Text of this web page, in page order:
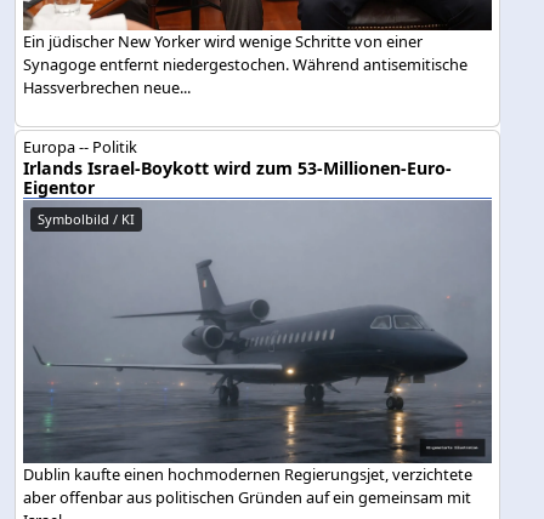
Ein jüdischer New Yorker wird wenige Schritte von einer
Synagoge entfernt niedergestochen. Während antisemitische
Hassverbrechen neue...
Europa -- Politik
Irlands Israel-Boykott wird zum 53-Millionen-Euro-
Eigentor
Symbolbild / KI
Dublin kaufte einen hochmodernen Regierungsjet, verzichtete
aber offenbar aus politischen Gründen auf ein gemeinsam mit